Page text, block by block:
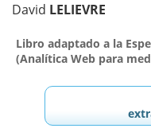
David LELIEVRE
Libro adaptado a la
(Analítica Web para